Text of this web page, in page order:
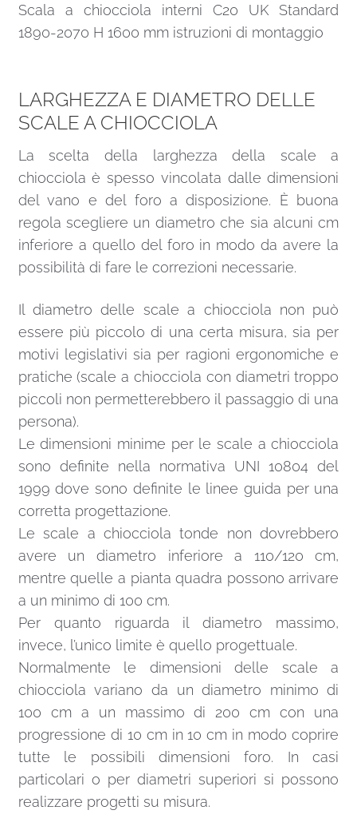
Scala a chiocciola interni C20 UK Standard
1890-2070 H 1600 mm istruzioni di montaggio
LARGHEZZA E DIAMETRO DELLE
SCALE A CHIOCCIOLA
La scelta della larghezza della scale a
chiocciola è spesso vincolata dalle dimensioni
del vano e del foro a disposizione. È buona
regola scegliere un diametro che sia alcuni cm
inferiore a quello del foro in modo da avere la
possibilità di fare le correzioni necessarie.
Il diametro delle scale a chiocciola non può
essere più piccolo di una certa misura, sia per
motivi legislativi sia per ragioni ergonomiche e
pratiche (scale a chiocciola con diametri troppo
piccoli non permetterebbero il passaggio di una
persona).
Le dimensioni minime per le scale a chiocciola
sono definite nella normativa UNI 10804 del
1999 dove sono definite le linee guida per una
corretta progettazione.
Le scale a chiocciola tonde non dovrebbero
avere un diametro inferiore a 110/120 cm,
mentre quelle a pianta quadra possono arrivare
a un minimo di 100 cm.
Per quanto riguarda il diametro massimo,
invece, l’unico limite è quello progettuale.
Normalmente le dimensioni delle scale a
chiocciola variano da un diametro minimo di
100 cm a un massimo di 200 cm con una
progressione di 10 cm in 10 cm in modo coprire
tutte le possibili dimensioni foro. In casi
particolari o per diametri superiori si possono
realizzare progetti su misura.